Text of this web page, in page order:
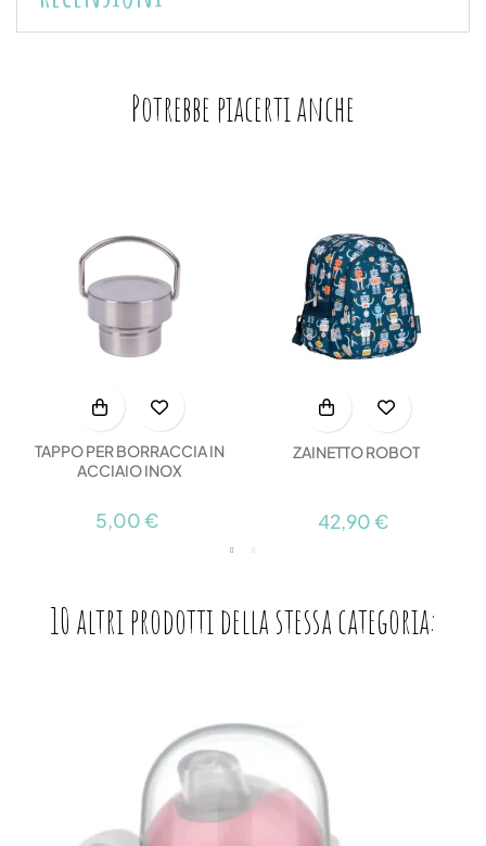
Potrebbe piacerti anche
TAPPO PER BORRACCIA IN
ACCIAIO INOX
5,00 €
ZAINETTO ROBOT
42,90 €
10 altri prodotti della stessa categoria: